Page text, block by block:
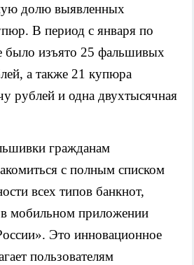
долю выявленных
В период с января по
было изъято 25 фальшивых
а также 21 купюра
рублей и одна двухтысячная
гражданам
с полным списком
всех типов банкнот,
мобильном приложении
Это инновационное
пользователям